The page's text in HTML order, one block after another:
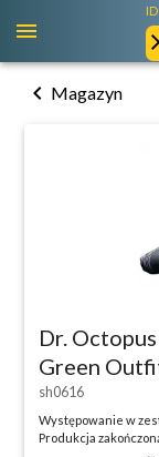
chevron_left Magazyn
Dr.
Green
sh0616
Występowanie w
Produkcja